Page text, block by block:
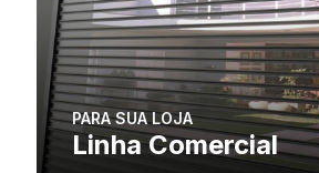
PARA SUA LOJA
Linha Comercial